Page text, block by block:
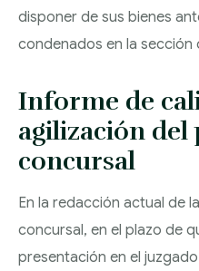
disponer de sus bienes
condenados en la sección
Informe de
agilización del
concursal
En la redacción actual de
concursal, en el plazo de
presentación en el